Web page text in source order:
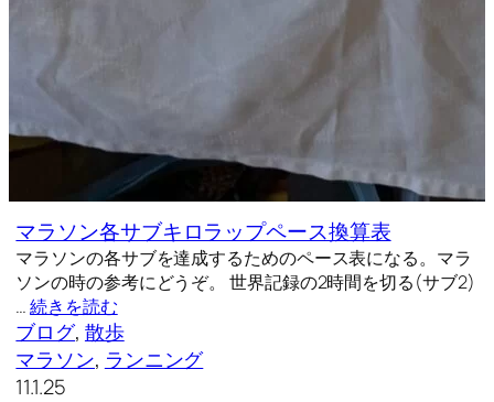
マラソン各サブキロラップペース換算表
マラソンの各サブを達成するためのペース表になる。マラ
ソンの時の参考にどうぞ。 世界記録の2時間を切る(サブ2)
…続きを読む
ブログ, 散歩
マラソン, ランニング
11.1.25